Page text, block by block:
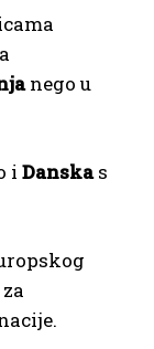
nego u
i Danskas